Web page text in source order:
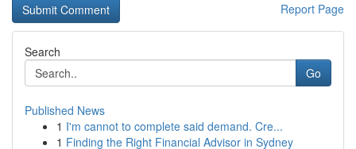
Report Page
Search
Go
Published News
1 I'm cannot to complete said demand. Cre...
1 Finding the Right Financial Advisor in Sydney